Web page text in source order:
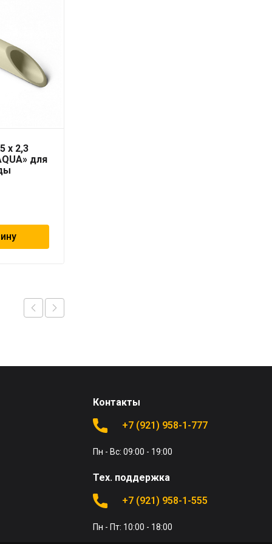
x 2,3
для
Контакты
+7 (921) 958-1-777
Пн - Вс: 09:00 - 19:00
Тех. поддержка
+7 (921) 958-1-555
Пн - Пт: 10:00 - 18:00